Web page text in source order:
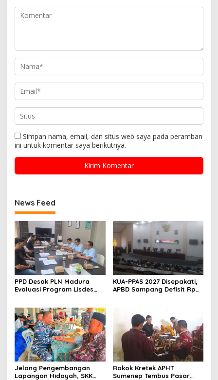
Simpan nama, email, dan situs web saya pada peramban
ini untuk komentar saya berikutnya.
News Feed
PPD Desak PLN Madura
Evaluasi Program Lisdes
KUA-PPAS 2027 Disepakati,
APBD Sampang Defisit Rp
Jelang Pengembangan
Lapangan Hidayah, SKK
Rokok Kretek APHT
Sumenep Tembus Pasar